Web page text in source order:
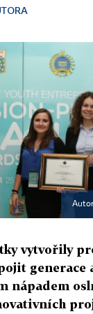
Autor
vytvořily
generace
nápadem